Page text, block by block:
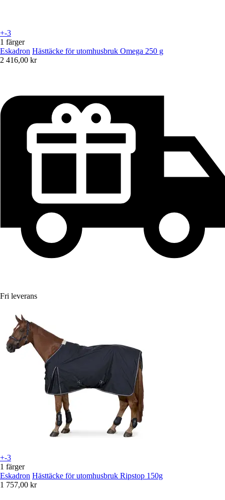
+-3
1 färger
Eskadron Hästtäcke för utomhusbruk Omega 250 g
2 416,00 kr
Fri leverans
+-3
1 färger
Eskadron Hästtäcke för utomhusbruk Ripstop 150g
1 757,00 kr